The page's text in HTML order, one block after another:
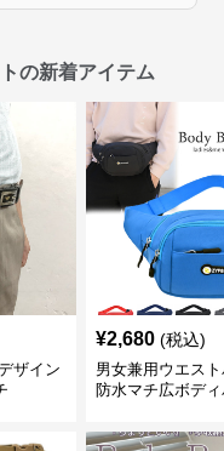
の新着アイテム
ザイン
¥2,680 (税込)
男女兼用ウエス
防水マチ広ボデ